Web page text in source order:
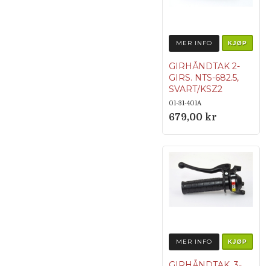
MER INFO KJØP
GIRHÅNDTAK 2-
GIRS. NTS-682.5,
SVART/KSZ2
01-31-401A
679,00 kr
MER INFO KJØP